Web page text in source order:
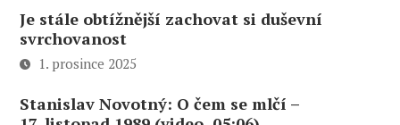
Je stále obtížnější zachovat si duševní
svrchovanost
1. prosince 2025
Stanislav Novotný: O čem se mlčí –